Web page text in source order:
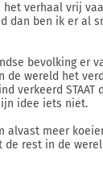
verhaal vrij
dan ben ik er al
bevolking er
de wereld het
verkeerd STAAT
idee iets niet.
alvast meer
de rest in de